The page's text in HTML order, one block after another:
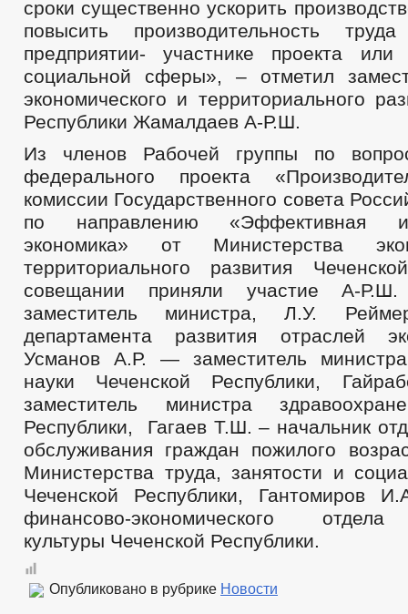
сроки существенно ускорить
повысить производительность
предприятии- участнике проекта или
социальной сферы», – отметил
экономического и территориального
Республики Жамалдаев А-Р.Ш.
Из членов Рабочей группы по
федерального проекта
комиссии Государственного совета
по направлению «Эффективная и
экономика» от Министерства
территориального развития
совещании приняли участие А-
заместитель министра, Л.У.
департамента развития отраслей
Усманов А.Р. — заместитель
науки Чеченской Республики,
заместитель министра
Республики, Гагаев Т.Ш. – начальник
обслуживания граждан пожилого
Министерства труда, занятости и
Чеченской Республики, Гантомиров
финансово-экономического
культуры Чеченской Республики.
Опубликовано в рубрике Новости